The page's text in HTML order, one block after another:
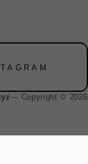
— Copyright © 2026